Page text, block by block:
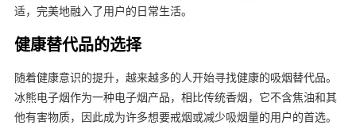
适，完美地融入了用户的日常生活。
健康替代品的选择
随着健康意识的提升，越来越多的人开始寻找健康的吸烟替代品。
冰熊电子烟作为一种电子烟产品，相比传统香烟，它不含焦油和其
他有害物质，因此成为许多想要戒烟或减少吸烟量的用户的首选。